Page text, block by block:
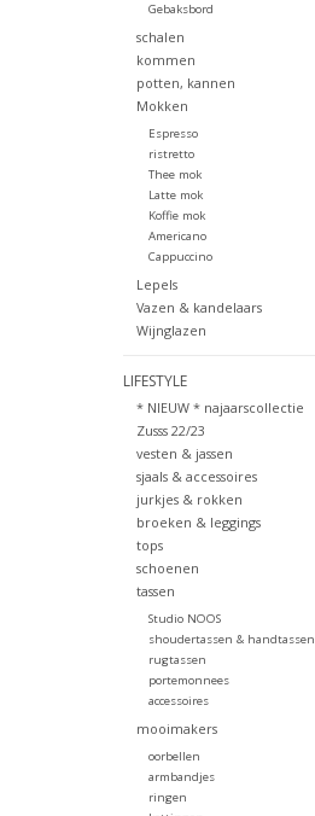
Gebaksbord
schalen
kommen
potten, kannen
Mokken
Espresso
ristretto
Thee mok
Latte mok
Koffie mok
Americano
Cappuccino
Lepels
Vazen & kandelaars
Wijnglazen
LIFESTYLE
* NIEUW * najaarscollectie
Zusss 22/23
vesten & jassen
sjaals & accessoires
jurkjes & rokken
broeken & leggings
tops
schoenen
tassen
Studio NOOS
shoudertassen & handtassen
rugtassen
portemonnees
accessoires
mooimakers
oorbellen
armbandjes
ringen